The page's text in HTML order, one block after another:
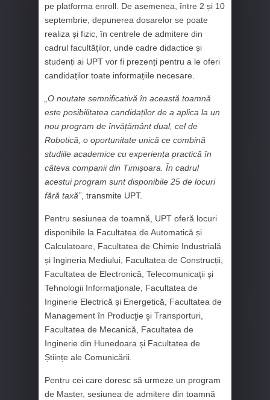
pe platforma enroll. De asemenea, între 2 și 10
septembrie, depunerea dosarelor se poate
realiza și fizic, în centrele de admitere din
cadrul facultăților, unde cadre didactice și
studenți ai UPT vor fi prezenți pentru a le oferi
candidaților toate informațiile necesare.
„O noutate semnificativă în această toamnă
este posibilitatea candidaților de a aplica la un
nou program de învățământ dual, cel de
Robotică, o oportunitate unică ce combină
studiile academice cu experiența practică în
câteva companii din Timișoara. În cadrul
acestui program sunt disponibile 25 de locuri
fără taxă” , transmite UPT.
Pentru sesiunea de toamnă, UPT oferă locuri
disponibile la Facultatea de Automatică și
Calculatoare, Facultatea de Chimie Industrială
și Ingineria Mediului, Facultatea de Construcții,
Facultatea de Electronică, Telecomunicaţii şi
Tehnologii Informaţionale, Facultatea de
Inginerie Electrică și Energetică, Facultatea de
Management în Producţie şi Transporturi,
Facultatea de Mecanică, Facultatea de
Inginerie din Hunedoara și Facultatea de
Științe ale Comunicării.
Pentru cei care doresc să urmeze un program
de Master, sesiunea de admitere din toamnă